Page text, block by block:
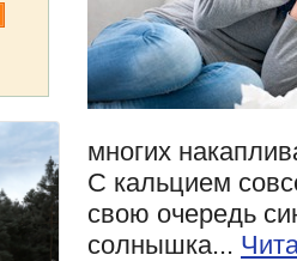
многих
С кальцием
свою очередь
солнышка...